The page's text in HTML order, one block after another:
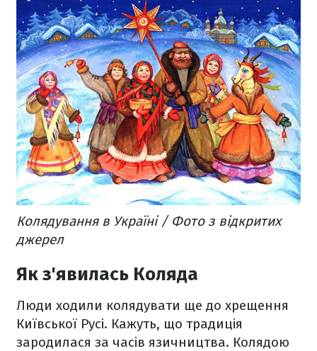
Колядування в Україні / Фото з відкритих
джерел
Як з'явилась Коляда
Люди ходили колядувати ще до хрещення
Київської Русі. Кажуть, що традиція
зародилася за часів язичництва. Колядою